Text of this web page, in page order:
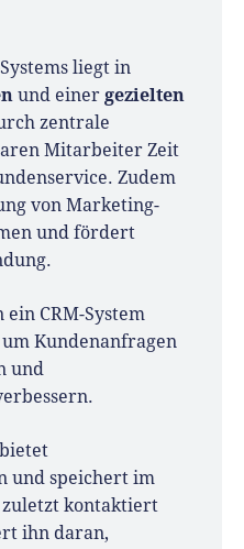
liegt in
und einer gezielten
zentrale
Mitarbeiter Zeit
Zudem
von Marketing-
und fördert
CRM-System
Kundenanfragen
und
und speichert im
zuletzt kontaktiert
ihn daran,